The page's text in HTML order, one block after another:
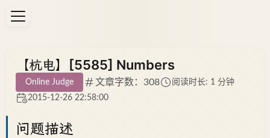
【杭电】[5585] Numbers
Online Judge 文章字数：308
阅读时长: 1 分钟
2015-12-26 22:58:00
问题描述